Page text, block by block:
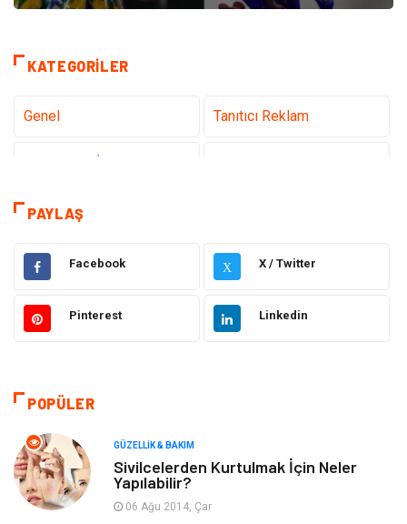
KATEGORILER
Genel Tanıtıcı Reklam
Eğitim & Kariyer
Gündem Hukuk
Moda Sağlıklı Yaşam
Bilgisayar & Yazılım
Makine
Giyim
PAYLAŞ
Facebook X X / Twitter
Pinterest Linkedin
POPÜLER
GÜZELLIK & BAKIM
Sivilcelerden Kurtulmak İçin Neler
Yapılabilir?
06 Ağu 2014, Çar